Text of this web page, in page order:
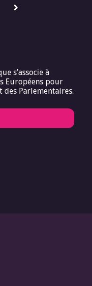
s’associe à
Européens pour
Parlementaires.